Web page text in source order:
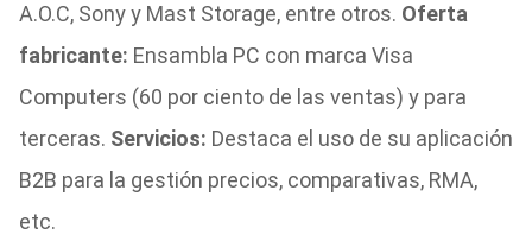
A.O.C, Sony y Mast Storage, entre otros. Oferta
fabricante: Ensambla PC con marca Visa
Computers (60 por ciento de las ventas) y para
terceras. Servicios: Destaca el uso de su aplicación
B2B para la gestión precios, comparativas, RMA,
etc.